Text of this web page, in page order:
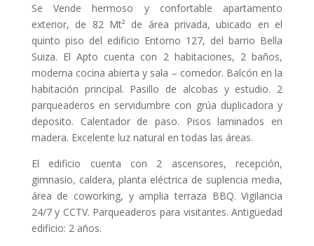
Se Vende hermoso y confortable apartamento
exterior, de 82 Mt² de área privada, ubicado en el
quinto piso del edificio Entorno 127, del barrio Bella
Suiza. El Apto cuenta con 2 habitaciones, 2 baños,
moderna cocina abierta y sala – comedor. Balcón en la
habitación principal. Pasillo de alcobas y estudio. 2
parqueaderos en servidumbre con grúa duplicadora y
deposito. Calentador de paso. Pisos laminados en
madera. Excelente luz natural en todas las áreas.
El edificio cuenta con 2 ascensores, recepción,
gimnasio, caldera, planta eléctrica de suplencia media,
área de coworking, y amplia terraza BBQ. Vigilancia
24/7 y CCTV. Parqueaderos para visitantes. Antigüedad
edificio: 2 años.